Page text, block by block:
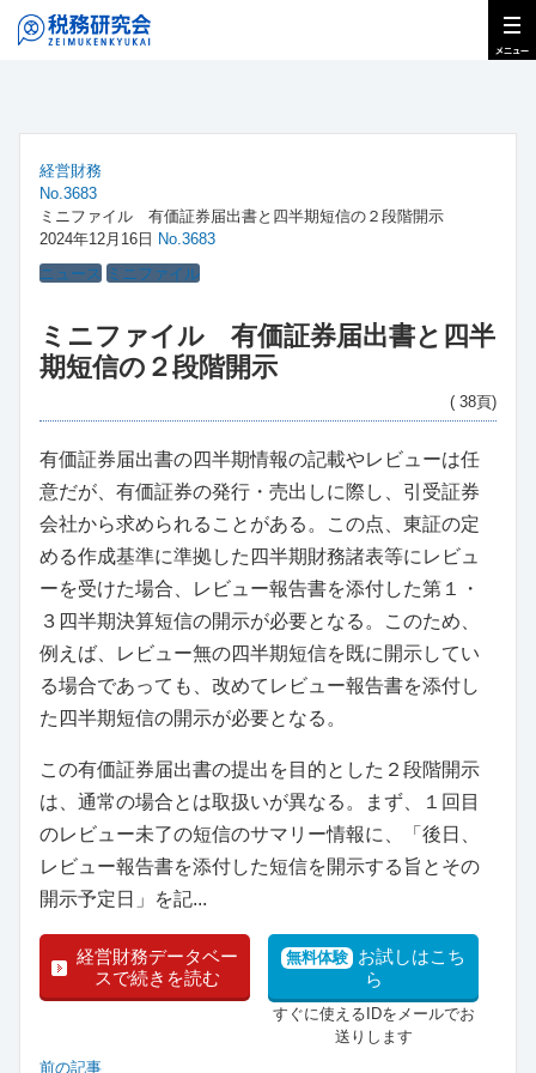
経営財務
No.3683
ミニファイル 有価証券届出書と四半期短信の２段階開示
2024年12月16日 No.3683
ニュース ミニファイル
ミニファイル 有価証券届出書と四半
期短信の２段階開示
( 38頁)
有価証券届出書の四半期情報の記載やレビューは任
意だが、有価証券の発行・売出しに際し、引受証券
会社から求められることがある。この点、東証の定
める作成基準に準拠した四半期財務諸表等にレビュ
ーを受けた場合、レビュー報告書を添付した第１・
３四半期決算短信の開示が必要となる。このため、
例えば、レビュー無の四半期短信を既に開示してい
る場合であっても、改めてレビュー報告書を添付し
た四半期短信の開示が必要となる。
この有価証券届出書の提出を目的とした２段階開示
は、通常の場合とは取扱いが異なる。まず、１回目
のレビュー未了の短信のサマリー情報に、「後日、
レビュー報告書を添付した短信を開示する旨とその
開示予定日」を記...
経営財務データベー
スで続きを読む
無料体験 お試しはこち
ら
すぐに使えるIDをメールでお
送りします
前の記事